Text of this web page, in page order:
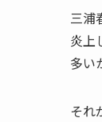
三浦
炎上
多い
それ